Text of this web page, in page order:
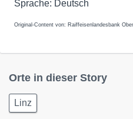
Original-Content von: Raiffeisenlandesbank
Orte in dieser Story
Linz